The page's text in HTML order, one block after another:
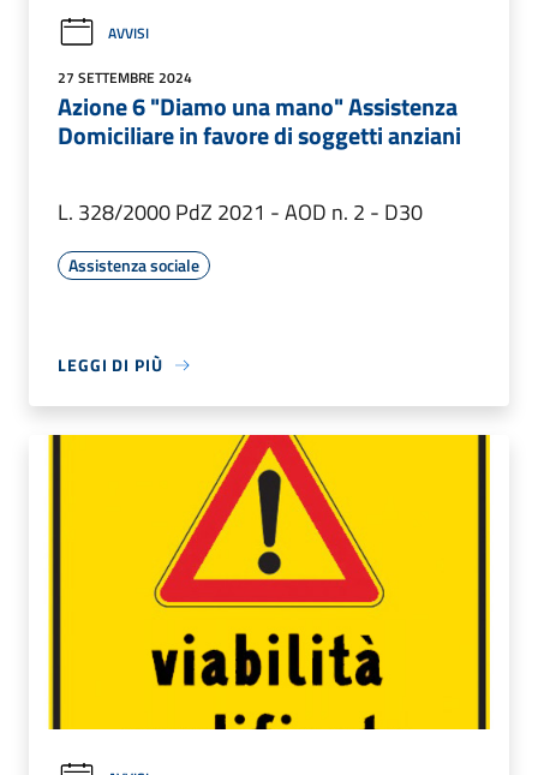
AVVISI
27 SETTEMBRE 2024
Azione 6 "Diamo una mano" Assistenza
Domiciliare in favore di soggetti anziani
L. 328/2000 PdZ 2021 - AOD n. 2 - D30
Assistenza sociale
LEGGI DI PIÙ